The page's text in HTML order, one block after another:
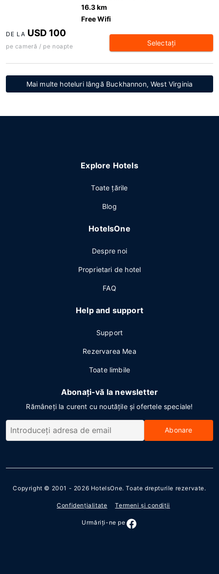
16.3 km
Free Wifi
DE LA USD 100
pe cameră / pe noapte Selectaţi
Mai multe hoteluri lângă Buckhannon, West Virginia
Explore Hotels
Toate ţările
Blog
HotelsOne
Despre noi
Proprietari de hotel
FAQ
Help and support
Support
Rezervarea Mea
Toate limbile
Abonați-vă la newsletter
Rămâneți la curent cu noutățile și ofertele speciale!
Abonare
Copyright © 2001 - 2026 HotelsOne. Toate drepturile rezervate.
Confidenţialitate Termeni şi condiţii
Urmăriţi-ne pe